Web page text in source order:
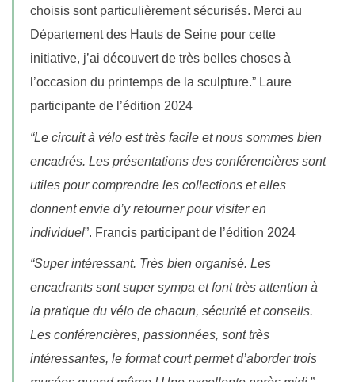
choisis sont particulièrement sécurisés. Merci au
Département des Hauts de Seine pour cette
initiative, j’ai découvert de très belles choses à
l’occasion du printemps de la sculpture.” Laure
participante de l’édition 2024
“Le circuit à vélo est très facile et nous sommes bien
encadrés. Les présentations des conférencières sont
utiles pour comprendre les collections et elles
donnent envie d’y retourner pour visiter en
individuel”. Francis participant de l’édition 2024
“Super intéressant. Très bien organisé. Les
encadrants sont super sympa et font très attention à
la pratique du vélo de chacun, sécurité et conseils.
Les conférencières, passionnées, sont très
intéressantes, le format court permet d’aborder trois